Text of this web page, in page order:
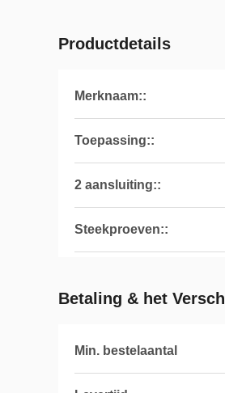
Productdetails
Merknaam::
Toepassing::
2 aansluiting::
Steekproeven::
Betaling & het
Min. bestelaantal